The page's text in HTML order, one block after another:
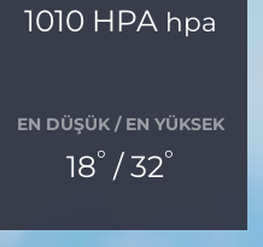
1010 HPA hpa
EN DÜŞÜK / EN YÜKSEK
18° / 32°